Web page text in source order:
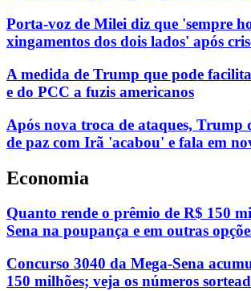
Porta-voz de Milei diz que 'sempre
xingamentos dos dois lados' após
A medida de Trump que pode
e do PCC a fuzis americanos
Após nova troca de ataques, Trump
de paz com Irã 'acabou' e fala em
Economia
Quanto rende o prêmio de R$ 150
Sena na poupança e em outras
Concurso 3040 da Mega-Sena
150 milhões; veja os números